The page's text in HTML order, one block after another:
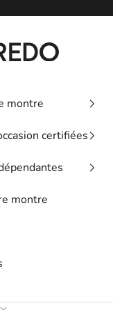
montre
certifiées
montre